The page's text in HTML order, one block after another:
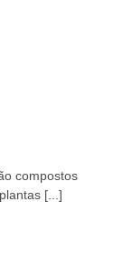
compostos
[...]